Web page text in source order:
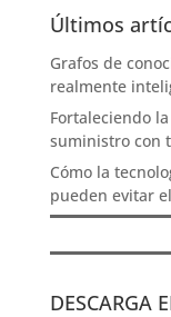
Últimos
Grafos de
realmente
Fortaleciendo
suministro con
Cómo la
pueden evitar
DESCARGA